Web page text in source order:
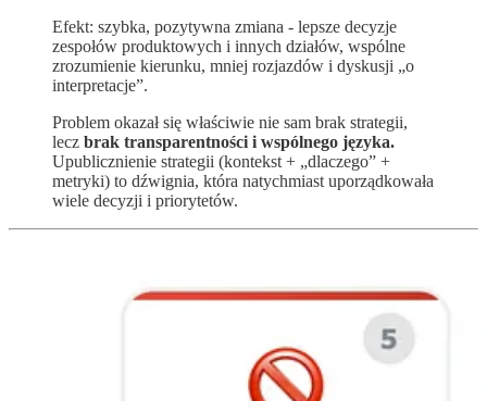
Efekt: szybka, pozytywna zmiana - lepsze decyzje
zespołów produktowych i innych działów, wspólne
zrozumienie kierunku, mniej rozjazdów i dyskusji „o
interpretacje”.
Problem okazał się właściwie nie sam brak strategii,
lecz brak transparentności i wspólnego języka.
Upublicznienie strategii (kontekst + „dlaczego” +
metryki) to dźwignia, która natychmiast uporządkowała
wiele decyzji i priorytetów.